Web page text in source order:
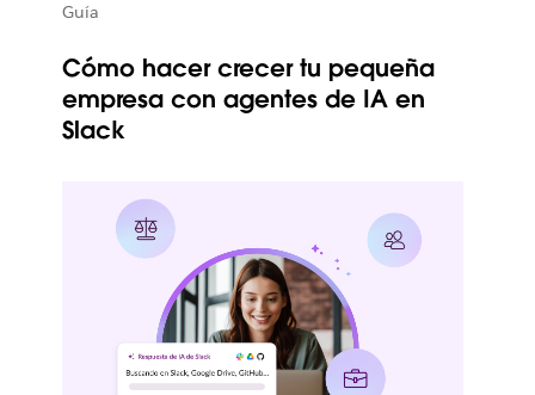
Guía
Cómo hacer crecer tu pequeña
empresa con agentes de IA en
Slack